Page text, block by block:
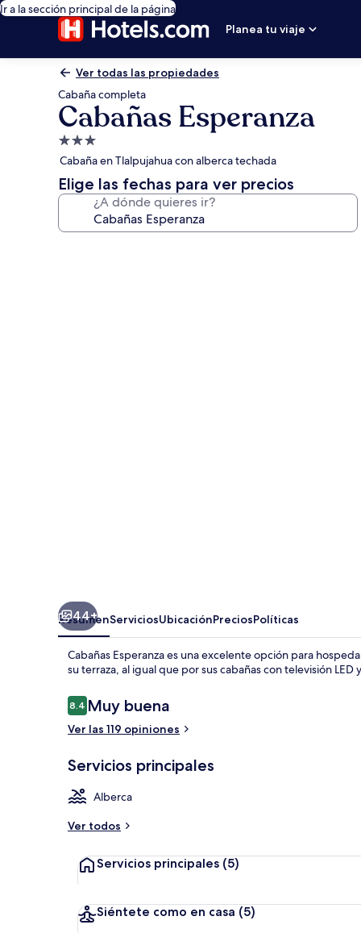
Ir a la sección principal de la página
Planea tu viaje
Ver todas las propiedades
Cabaña completa
Cabañas Esperanza
Propiedad
de
3.0
estrellas
Cabaña en Tlalpujahua con alberca techada
Elige las fechas para ver precios
¿A dónde quieres ir?
44+
ResumenServiciosUbicaciónPreciosPolíticas
Cabañas Esperanza es una excelente opción para
su terraza, al igual que por sus cabañas con televisión LED
Opiniones
8.48.4 de 10,
Muy buena
Ver las 119 opiniones
Servicios principales
Alberca
Ver todos
Servicios principales (5)
Siéntete como en casa (5)